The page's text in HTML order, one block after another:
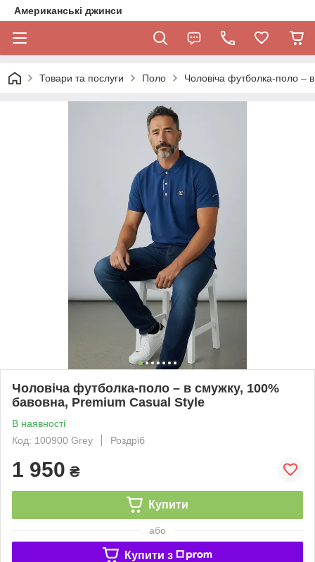
Американські джинси
Товари та послуги Поло Чоловіча футболка-поло –
Чоловіча футболка-поло – в смужку, 100%
бавовна, Premium Casual Style
В наявності
Код: 100900 Grey
Роздріб
1 950 ₴
Купити
або
Купити з